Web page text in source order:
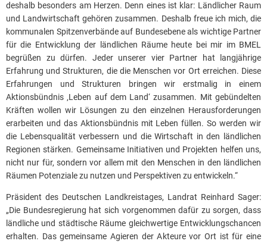
deshalb besonders am Herzen. Denn eines ist klar: Ländlicher Raum
und Landwirtschaft gehören zusammen. Deshalb freue ich mich, die
kommunalen Spitzenverbände auf Bundesebene als wichtige Partner
für die Entwicklung der ländlichen Räume heute bei mir im BMEL
begrüßen zu dürfen. Jeder unserer vier Partner hat langjährige
Erfahrung und Strukturen, die die Menschen vor Ort erreichen. Diese
Erfahrungen und Strukturen bringen wir erstmalig in einem
Aktionsbündnis ‚Leben auf dem Land‘ zusammen. Mit gebündelten
Kräften wollen wir Lösungen zu den einzelnen Herausforderungen
erarbeiten und das Aktionsbündnis mit Leben füllen. So werden wir
die Lebensqualität verbessern und die Wirtschaft in den ländlichen
Regionen stärken. Gemeinsame Initiativen und Projekten helfen uns,
nicht nur für, sondern vor allem mit den Menschen in den ländlichen
Räumen Potenziale zu nutzen und Perspektiven zu entwickeln.“
Präsident des Deutschen Landkreistages, Landrat Reinhard Sager:
„Die Bundesregierung hat sich vorgenommen dafür zu sorgen, dass
ländliche und städtische Räume gleichwertige Entwicklungschancen
erhalten. Das gemeinsame Agieren der Akteure vor Ort ist für eine